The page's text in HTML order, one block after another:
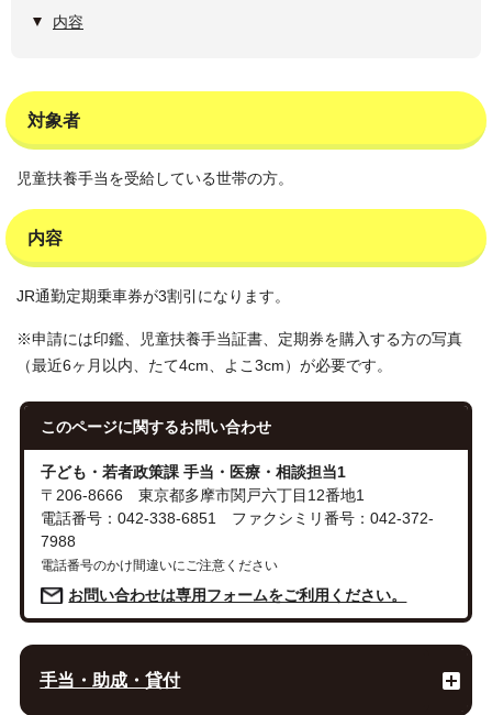
内容
対象者
児童扶養手当を受給している世帯の方。
内容
JR通勤定期乗車券が3割引になります。
※申請には印鑑、児童扶養手当証書、定期券を購入する方の写真
（最近6ヶ月以内、たて4cm、よこ3cm）が必要です。
このページに関するお問い合わせ
子ども・若者政策課 手当・医療・相談担当1
〒206-8666 東京都多摩市関戸六丁目12番地1
電話番号：042-338-6851 ファクシミリ番号：042-372-
7988
電話番号のかけ間違いにご注意ください
お問い合わせは専用フォームをご利用ください。
手当・助成・貸付